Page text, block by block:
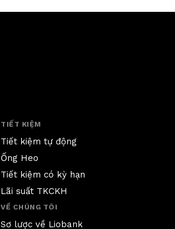
TIẾT KIỆM
Tiết kiệm tự động
Ống Heo
Tiết kiệm có kỳ hạn
Lãi suất TKCKH
VỀ CHÚNG TÔI
Sơ lược về Liobank